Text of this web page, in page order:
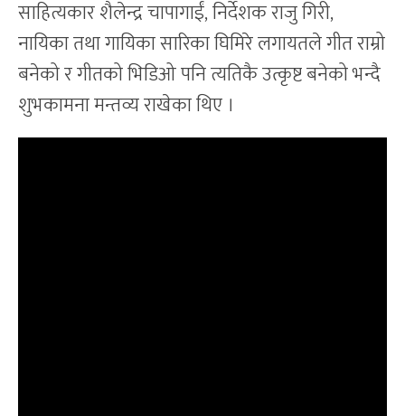
साहित्यकार शैलेन्द्र चापागाईं, निर्देशक राजु गिरी,
नायिका तथा गायिका सारिका घिमिरे लगायतले गीत राम्रो
बनेको र गीतको भिडिओ पनि त्यतिकै उत्कृष्ट बनेको भन्दै
शुभकामना मन्तव्य राखेका थिए ।